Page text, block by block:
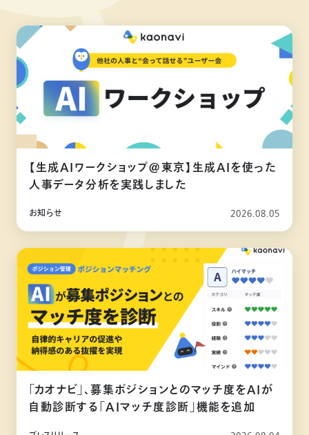
【生成AIワークショップ@東京】生成AIを使った
人事データ分析を実践しました
お知らせ 2026.08.05
「カオナビ」、募集ポジションとのマッチ度をAIが
自動診断する「AIマッチ度診断」機能を追加